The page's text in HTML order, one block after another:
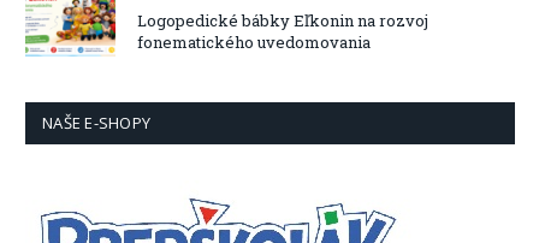
Logopedické bábky Eľkonin na rozvoj
fonematického uvedomovania
NAŠE E-SHOPY